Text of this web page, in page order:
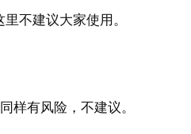
不建议大家使用。
样有风险，不建议。